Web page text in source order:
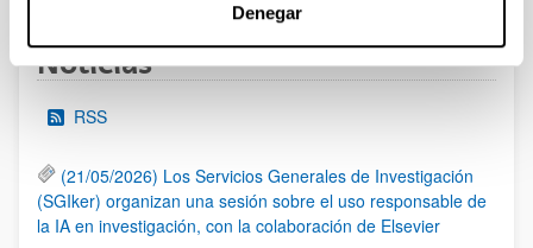
Denegar
Noticias
RSS
(21/05/2026) Los Servicios Generales de Investigación
(SGIker) organizan una sesión sobre el uso responsable de
la IA en investigación, con la colaboración de Elsevier